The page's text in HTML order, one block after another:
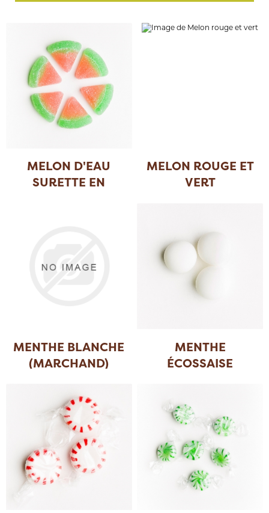
MELON D'EAU
SURETTE EN
MELON ROUGE ET
VERT
MENTHE BLANCHE
(MARCHAND)
MENTHE
ÉCOSSAISE